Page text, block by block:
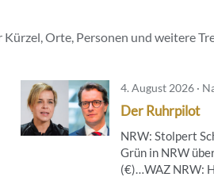
Orte, Personen und weitere
4. August 2026 ·
Der Ruhrpilot
NRW: Stolpert
Grün in NRW
(€)…WAZ NRW: